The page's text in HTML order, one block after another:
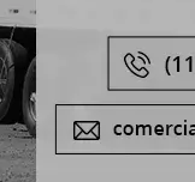
descartados
uma
saúde da
de
tipo de